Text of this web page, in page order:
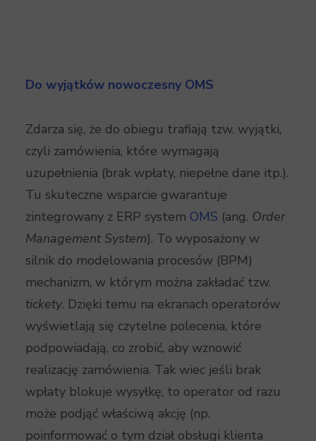
Do wyjątków nowoczesny OMS
Zdarza się, że do obiegu trafiają tzw. wyjątki,
czyli zamówienia, które wymagają
uzupełnienia (brak wpłaty, niepełne dane itp.).
Tu skuteczne wsparcie gwarantuje
zintegrowany z ERP system OMS (ang. Order
Management System). To wyposażony w
silnik do modelowania procesów (BPM)
mechanizm, w którym można zakładać tzw.
tickety. Dzięki temu na ekranach operatorów
wyświetlają się czytelne polecenia, które
podpowiadają, co zrobić, aby wznowić
realizację zamówienia. Tak wiec jeśli brak
wpłaty blokuje wysyłkę, to operator od razu
może podjąć właściwą akcję (np.
poinformować o tym dział obsługi klienta